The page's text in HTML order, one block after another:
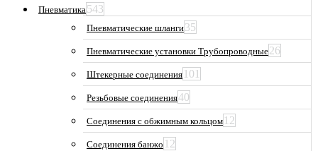
Пневматика543
Пневматические шланги35
Пневматические установки Трубопроводные26
Штекерные соединения 101
Резьбовые соединения40
Соединения с обжимным кольцом 12
Соединения банжо 12